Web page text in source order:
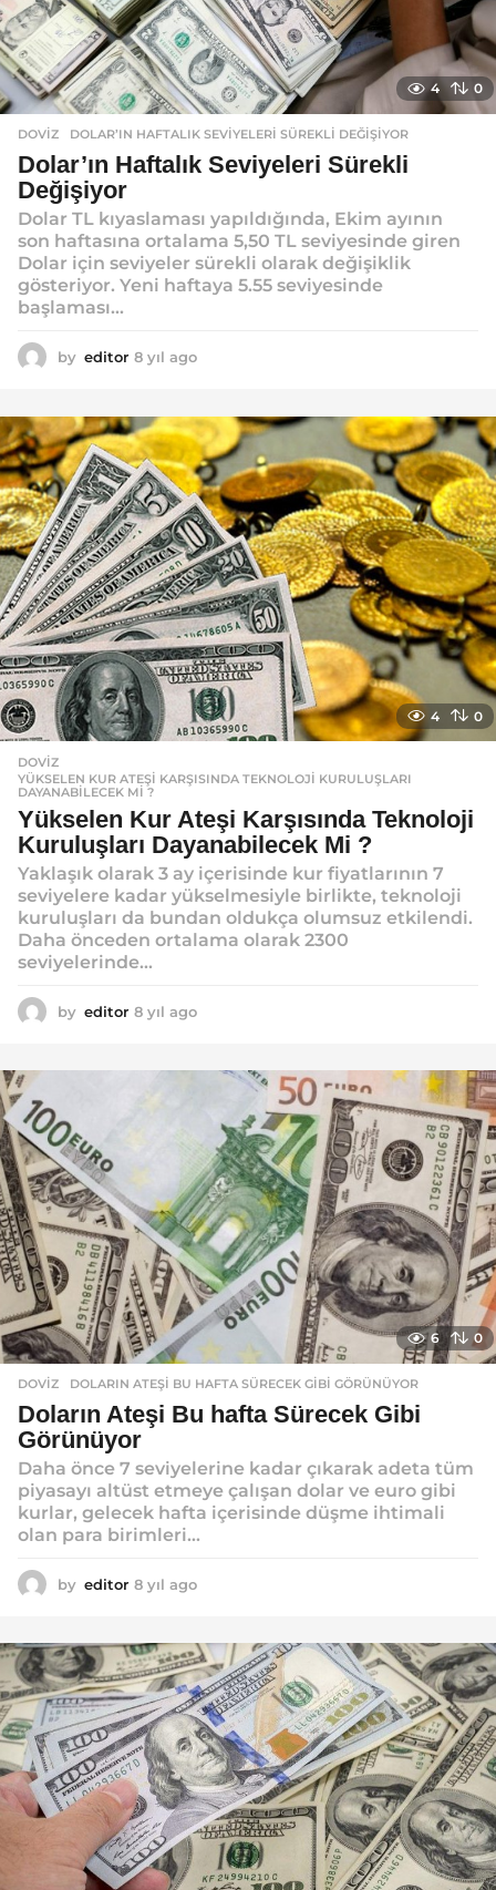
4 0
DOVIZ DOLAR’IN HAFTALIK SEVIYELERI SÜREKLI DEĞIŞIYOR
Dolar’ın Haftalık Seviyeleri Sürekli
Değişiyor
Dolar TL kıyaslaması yapıldığında, Ekim ayının
son haftasına ortalama 5,50 TL seviyesinde giren
Dolar için seviyeler sürekli olarak değişiklik
gösteriyor. Yeni haftaya 5.55 seviyesinde
başlaması...
by editor 8 yıl ago
l
a
g
o
4 0
DOVIZ
YÜKSELEN KUR ATEŞI KARŞISINDA TEKNOLOJI KURULUŞLARI
DAYANABILECEK MI ?
Yükselen Kur Ateşi Karşısında Teknoloji
Kuruluşları Dayanabilecek Mi ?
Yaklaşık olarak 3 ay içerisinde kur fiyatlarının 7
seviyelere kadar yükselmesiyle birlikte, teknoloji
kuruluşları da bundan oldukça olumsuz etkilendi.
Daha önceden ortalama olarak 2300
seviyelerinde...
by editor 8 yıl ago
l
6 0
DOVIZ DOLARIN ATEŞI BU HAFTA SÜRECEK GIBI GÖRÜNÜYOR
Doların Ateşi Bu hafta Sürecek Gibi
Görünüyor
Daha önce 7 seviyelerine kadar çıkarak adeta tüm
piyasayı altüst etmeye çalışan dolar ve euro gibi
kurlar, gelecek hafta içerisinde düşme ihtimali
olan para birimleri...
by editor 8 yıl ago
l
a
g
o